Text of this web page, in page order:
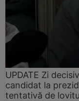
UPDATE Zi
candidat la
tentativă de